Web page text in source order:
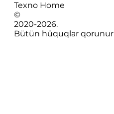
Texno Home
©
2020-2026.
Bütün hüquqlar qorunur